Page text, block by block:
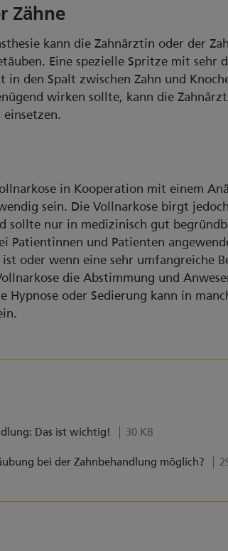
Zähne
kann die Zahnärztin oder der
Eine spezielle Spritze mit sehr
den Spalt zwischen Zahn und
wirken sollte, kann die
in Kooperation mit einem
sein. Die Vollnarkose birgt
sollte nur in medizinisch gut
Patientinnen und Patienten
oder wenn eine sehr umfangreiche
die Abstimmung und
Hypnose oder Sedierung kann in
Das ist wichtig! 30 KB
bei der Zahnbehandlung möglich?